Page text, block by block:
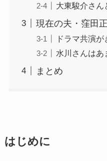
大東駿介さん
現在の夫・窪田
ドラマ共演
水川さんはあ
まとめ
はじめに